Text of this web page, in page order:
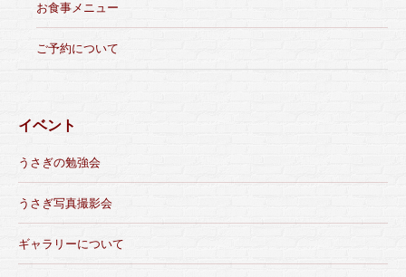
お食事メニュー
ご予約について
イベント
うさぎの勉強会
うさぎ写真撮影会
ギャラリーについて